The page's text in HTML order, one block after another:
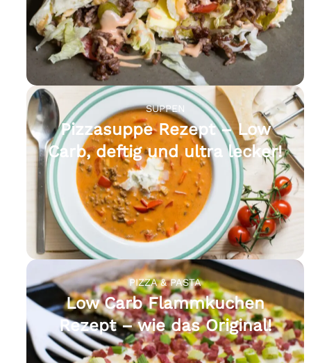
SUPPEN
Pizzasuppe Rezept – Low
Carb, deftig und ultra lecker!
PIZZA & PASTA
Low Carb Flammkuchen
Rezept – wie das Original!